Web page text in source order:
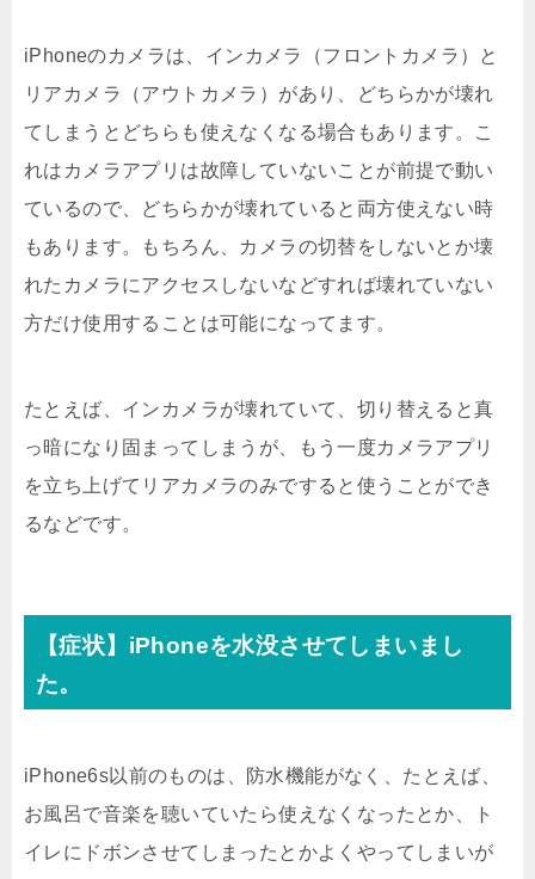
iPhoneのカメラは、インカメラ（フロントカメラ）と
リアカメラ（アウトカメラ）があり、どちらかが壊れ
てしまうとどちらも使えなくなる場合もあります。こ
れはカメラアプリは故障していないことが前提で動い
ているので、どちらかが壊れていると両方使えない時
もあります。もちろん、カメラの切替をしないとか壊
れたカメラにアクセスしないなどすれば壊れていない
方だけ使用することは可能になってます。
たとえば、インカメラが壊れていて、切り替えると真
っ暗になり固まってしまうが、もう一度カメラアプリ
を立ち上げてリアカメラのみですると使うことができ
るなどです。
【症状】iPhoneを水没させてしまいまし
た。
iPhone6s以前のものは、防水機能がなく、たとえば、
お風呂で音楽を聴いていたら使えなくなったとか、ト
イレにドボンさせてしまったとかよくやってしまいが